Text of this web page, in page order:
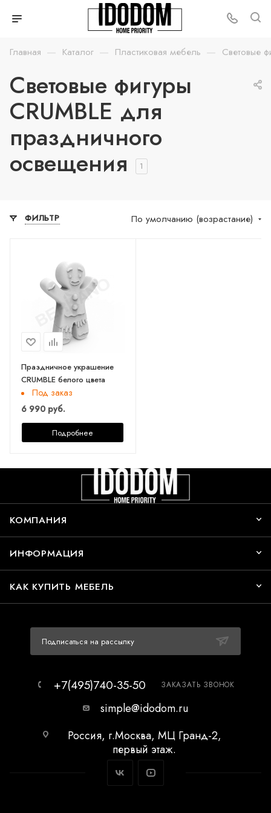
Главная — Каталог — Пластиковая мебель — Световые
Световые фигуры
CRUMBLE для
праздничного
освещения 1
ФИЛЬТР По умолчанию (возрастание)
Праздничное украшение
CRUMBLE белого цвета
Под заказ
6 990 руб.
Подробнее
КОМПАНИЯ
ИНФОРМАЦИЯ
КАК КУПИТЬ МЕБЕЛЬ
Подписаться на рассылку
+7(495)740-35-50 ЗАКАЗАТЬ ЗВОНОК
simple@idodom.ru
Россия, г.Москва, МЦ Гранд-2,
первый этаж.